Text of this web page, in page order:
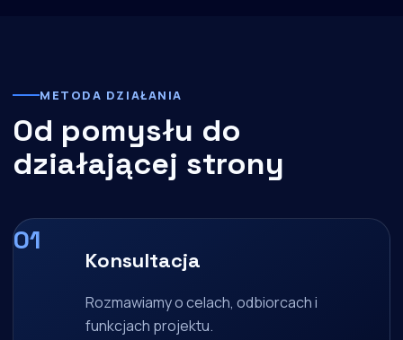
METODA DZIAŁANIA
Od pomysłu do
działającej strony
Konsultacja
Rozmawiamy o celach, odbiorcach i
funkcjach projektu.